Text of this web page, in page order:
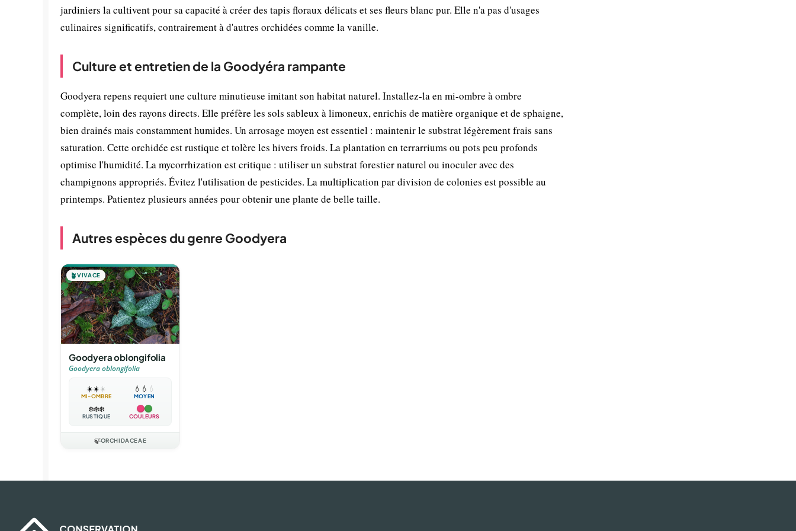
jardiniers la cultivent pour sa capacité à créer des tapis floraux délicats et ses fleurs blanc pur. Elle n'a pas d'usages
culinaires significatifs, contrairement à d'autres orchidées comme la vanille.
Culture et entretien de la Goodyéra rampante
Goodyera repens requiert une culture minutieuse imitant son habitat naturel. Installez-la en mi-ombre à ombre
complète, loin des rayons directs. Elle préfère les sols sableux à limoneux, enrichis de matière organique et de sphaigne,
bien drainés mais constamment humides. Un arrosage moyen est essentiel : maintenir le substrat légèrement frais sans
saturation. Cette orchidée est rustique et tolère les hivers froids. La plantation en terrarriums ou pots peu profonds
optimise l'humidité. La mycorrhization est critique : utiliser un substrat forestier naturel ou inoculer avec des
champignons appropriés. Évitez l'utilisation de pesticides. La multiplication par division de colonies est possible au
printemps. Patientez plusieurs années pour obtenir une plante de belle taille.
Autres espèces du genre Goodyera
🪴VIVACE
Goodyera oblongifolia
Goodyera oblongifolia
☀️☀️☀️
MI-OMBRE
💧 💧 💧
MOYEN
❄️❄️❄️
RUSTIQUE COULEURS
🍃ORCHIDACEAE